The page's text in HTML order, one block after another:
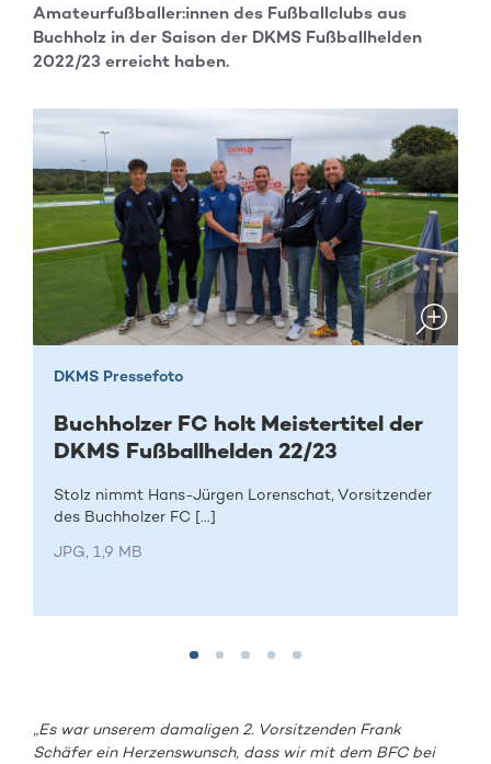
Amateurfußballer:innen des Fußballclubs aus
Buchholz in der Saison der DKMS Fußballhelden
2022/23 erreicht haben.
DKMS Pressefoto
Buchholzer FC holt Meistertitel der
DKMS Fußballhelden 22/23
Stolz nimmt Hans-Jürgen Lorenschat, Vorsitzender
des Buchholzer FC [...]
JPG, 1,9 MB
„Es war unserem damaligen 2. Vorsitzenden Frank
Schäfer ein Herzenswunsch, dass wir mit dem BFC bei